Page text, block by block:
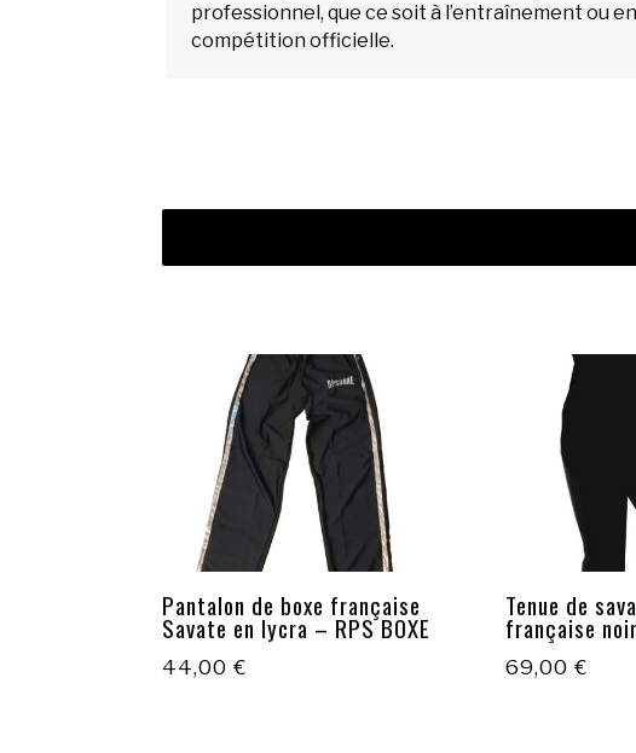
professionnel, que ce soit à l’entraînement ou en
compétition officielle.
Pantalon de boxe française
Savate en lycra – RPS BOXE
44,00€
Tenue de
française
69,00 €